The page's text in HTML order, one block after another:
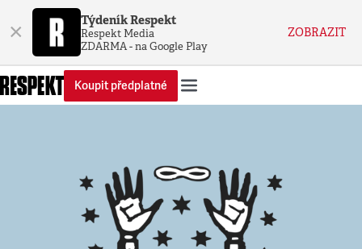
× Týdeník Respekt
Respekt Media
ZDARMA - na Google Play
ZOBRAZIT
Koupit předplatné